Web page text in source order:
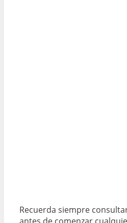
Recuerda siempre